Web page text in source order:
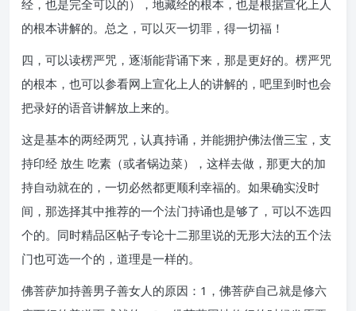
经，也是完全可以的），地藏经的根本，也是根据宣化上人
的根本讲解的。总之，可以灭一切罪，得一切福！
四，可以读楞严咒，逐渐能背诵下来，那是更好的。楞严咒
的根本，也可以参看网上宣化上人的讲解的，吧里到时也会
把录好的语音讲解放上来的。
这是基本的两经两咒，认真持诵，并能拥护佛法僧三宝，支
持印经 放生 吃素（或者锅边菜），这样去做，那更大的加
持自动就在的，一切必然都更顺利幸福的。如果确实没时
间，那选择其中推荐的一个法门持诵也是够了，可以不选四
个的。同时精品区帖子专论十二那里说的无形大法的五个法
门也可选一个的，道理是一样的。
佛菩萨加持善男子善女人的原因：1，佛菩萨自己就是修六